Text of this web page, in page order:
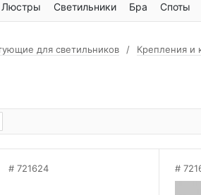
Люстры Светильники Бра Споты
для светильников Крепления и
721624